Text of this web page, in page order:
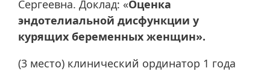
Сергеевна. Доклад: «Оценка
эндотелиальной дисфункции у
курящих беременных женщин».
(3 место) клинический ординатор 1 года